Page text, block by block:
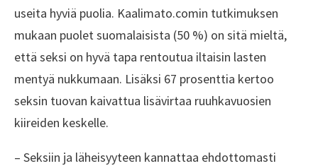
useita hyviä puolia. Kaalimato.comin tutkimuksen
mukaan puolet suomalaisista (50 %) on sitä mieltä,
että seksi on hyvä tapa rentoutua iltaisin lasten
mentyä nukkumaan. Lisäksi 67 prosenttia kertoo
seksin tuovan kaivattua lisävirtaa ruuhkavuosien
kiireiden keskelle.
– Seksiin ja läheisyyteen kannattaa ehdottomasti